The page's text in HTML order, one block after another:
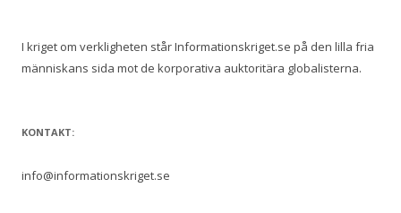
I kriget om verkligheten står Informationskriget.se på den lilla fria
människans sida mot de korporativa auktoritära globalisterna.
KONTAKT:
info@informationskriget.se